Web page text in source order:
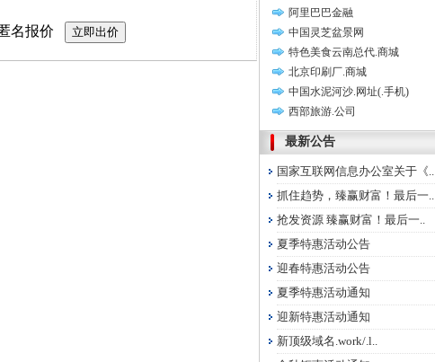
名报价
阿里巴巴金融
中国灵芝盆景网
特色美食云南总代.商城
北京印刷厂.商城
中国水泥河沙.网址(.手机)
西部旅游.公司
最新公告
国家互联网信息办公室关于《..
抓住趋势，臻赢财富！最后一..
抢发资源 臻赢财富！最后一..
夏季特惠活动公告
迎春特惠活动公告
夏季特惠活动通知
迎新特惠活动通知
新顶级域名.work/.l..